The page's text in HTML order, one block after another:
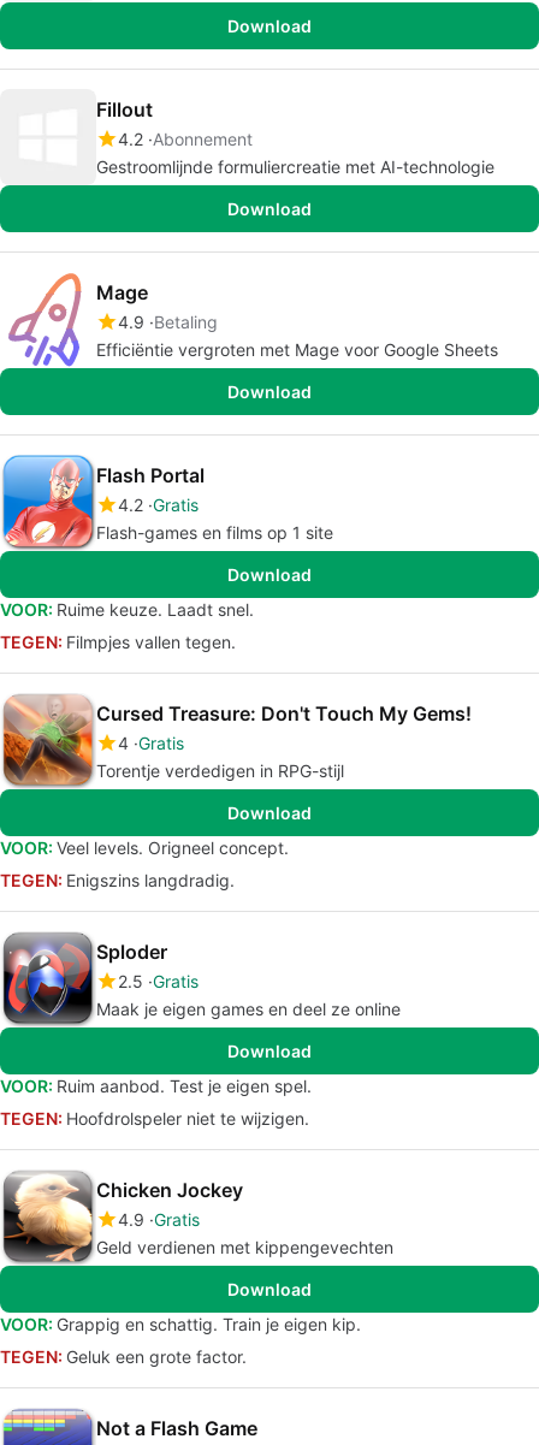
Download
Fillout
4.2 Abonnement
Gestroomlijnde formuliercreatie met AI-technologie
Download
Mage
4.9 Betaling
Efficiëntie vergroten met Mage voor Google Sheets
Download
Flash Portal
4.2 Gratis
Flash-games en films op 1 site
Download
VOOR: Ruime keuze. Laadt snel.
TEGEN: Filmpjes vallen tegen.
Cursed Treasure: Don't Touch My Gems!
4 Gratis
Torentje verdedigen in RPG-stijl
Download
VOOR: Veel levels. Origneel concept.
TEGEN: Enigszins langdradig.
Sploder
2.5 Gratis
Maak je eigen games en deel ze online
Download
VOOR: Ruim aanbod. Test je eigen spel.
TEGEN: Hoofdrolspeler niet te wijzigen.
Chicken Jockey
4.9 Gratis
Geld verdienen met kippengevechten
Download
VOOR: Grappig en schattig. Train je eigen kip.
TEGEN: Geluk een grote factor.
Not a Flash Game